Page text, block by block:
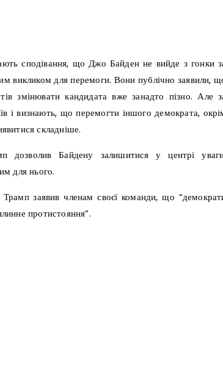
сподівання, що Джо Байден не вийде з гонки
викликом для перемоги. Вони публічно заявили,
змінювати кандидата вже занадто пізно. Але
і визнають, що перемогти іншого демократа,
складніше.
дозволив Байдену залишитися у центрі
для нього.
Трамп заявив членам своєї команди, що
протистояння”.